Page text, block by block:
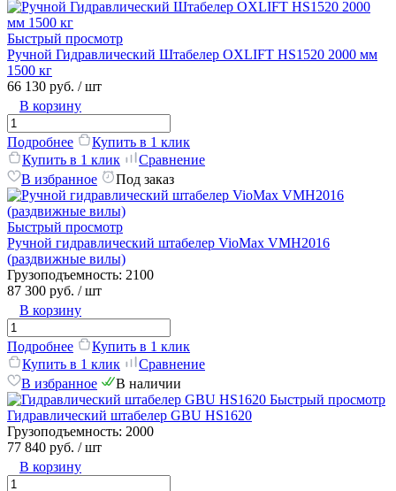
Быстрый просмотр
Ручной Гидравлический Штабелер OXLIFT HS1520 2000 мм
1500 кг
66 130 руб. / шт
В корзину
Подробнее
Купить в 1 клик
Купить в 1 клик
Сравнение
В избранное
Под заказ
Быстрый просмотр
Ручной гидравлический штабелер VioMax VMH2016
(раздвижные вилы)
Грузоподъемность: 2100
87 300 руб. / шт
В корзину
Подробнее
Купить в 1 клик
Купить в 1 клик
Сравнение
В избранное
В наличии
Быстрый просмотр
Гидравлический штабелер GBU HS1620
Грузоподъемность: 2000
77 840 руб. / шт
В корзину